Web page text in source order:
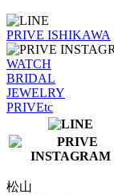
PRIVE ISHIKAWA
WATCH
BRIDAL
JEWELRY
PRIVEtc
松山